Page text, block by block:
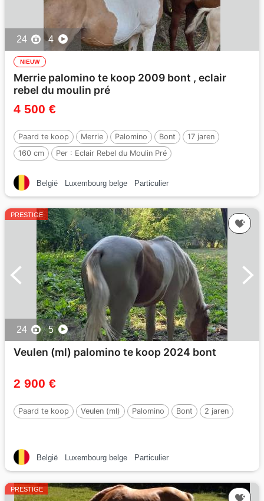
24 4
NIEUW
Merrie palomino te koop 2009 bont , eclair
rebel du moulin pré
4 500 €
Paard te koop Merrie Palomino Bont
17 jaren
160 cm
Per : Eclair Rebel du Moulin Pré
België Luxembourg belge Particulier
PRESTIGE
24 5
Veulen (ml) palomino te koop 2024 bont
2 900 €
Paard te koop Veulen (ml) Palomino Bont 2 jaren
België Luxembourg belge Particulier
PRESTIGE